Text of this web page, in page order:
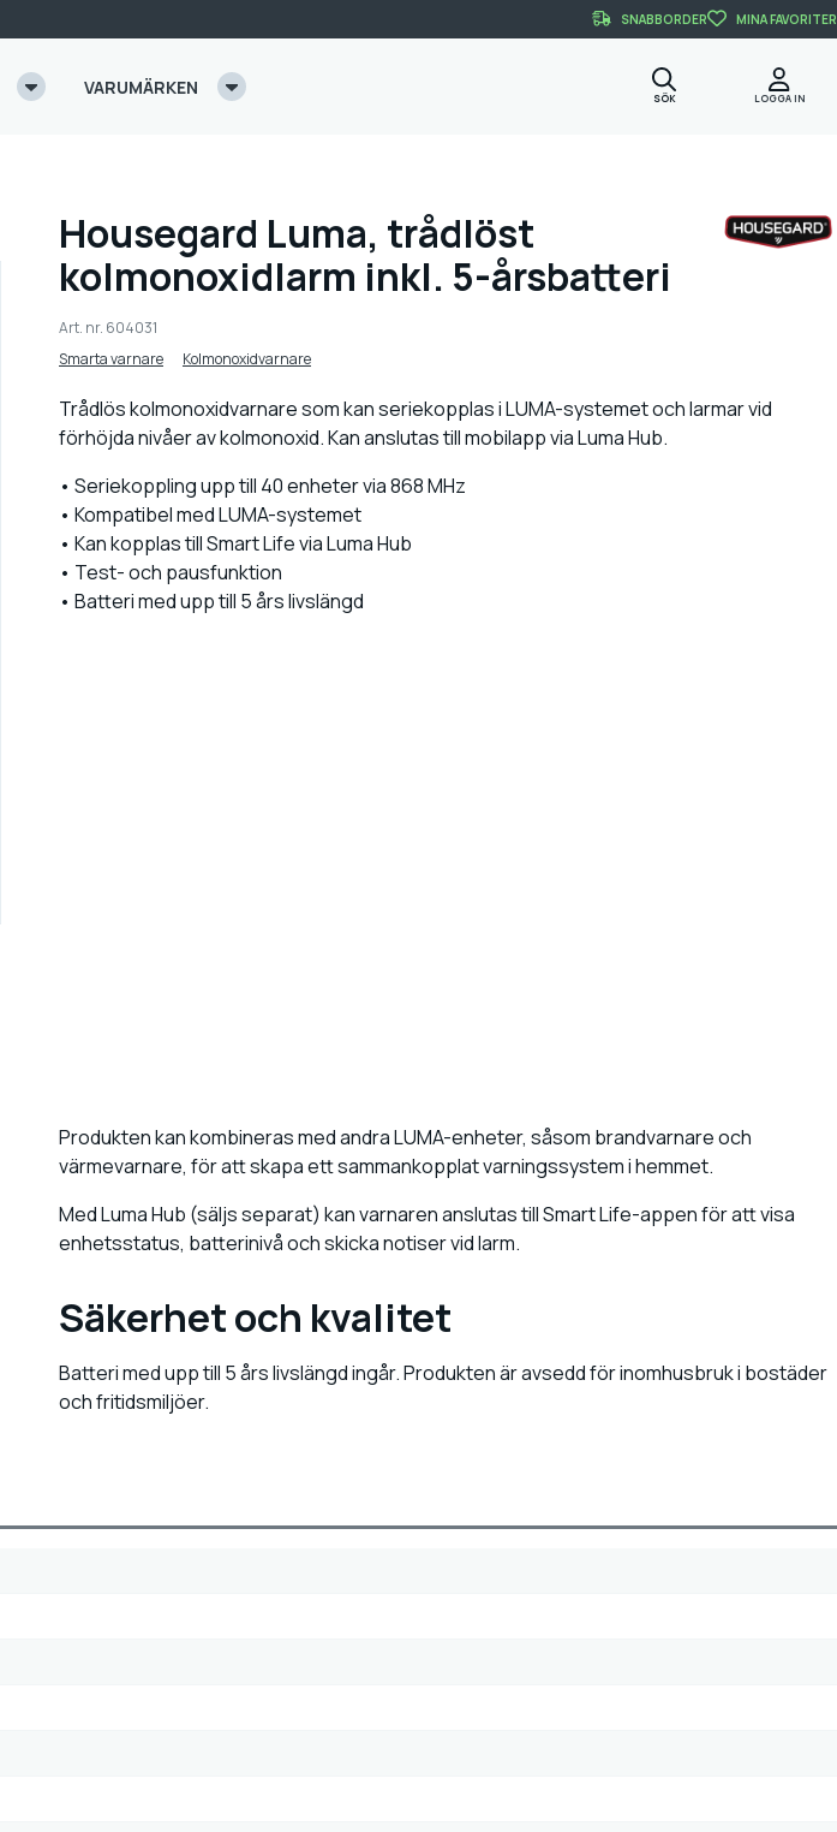
SNABBORDER MINA FAVORITER
VARUMÄRKEN SÖK LOGGA IN
Housegard Luma, trådlöst
kolmonoxidlarm inkl. 5-årsbatteri
Art. nr. 604031
Smarta varnare
Kolmonoxidvarnare
Trådlös kolmonoxidvarnare som kan seriekopplas i LUMA-systemet och larmar vid
förhöjda nivåer av kolmonoxid. Kan anslutas till mobilapp via Luma Hub.
• Seriekoppling upp till 40 enheter via 868 MHz
• Kompatibel med LUMA-systemet
• Kan kopplas till Smart Life via Luma Hub
• Test- och pausfunktion
• Batteri med upp till 5 års livslängd
Produkten kan kombineras med andra LUMA-enheter, såsom brandvarnare och
värmevarnare, för att skapa ett sammankopplat varningssystem i hemmet.
Med Luma Hub (säljs separat) kan varnaren anslutas till Smart Life-appen för att visa
enhetsstatus, batterinivå och skicka notiser vid larm.
Säkerhet och kvalitet
Batteri med upp till 5 års livslängd ingår. Produkten är avsedd för inomhusbruk i bostäder
och fritidsmiljöer.